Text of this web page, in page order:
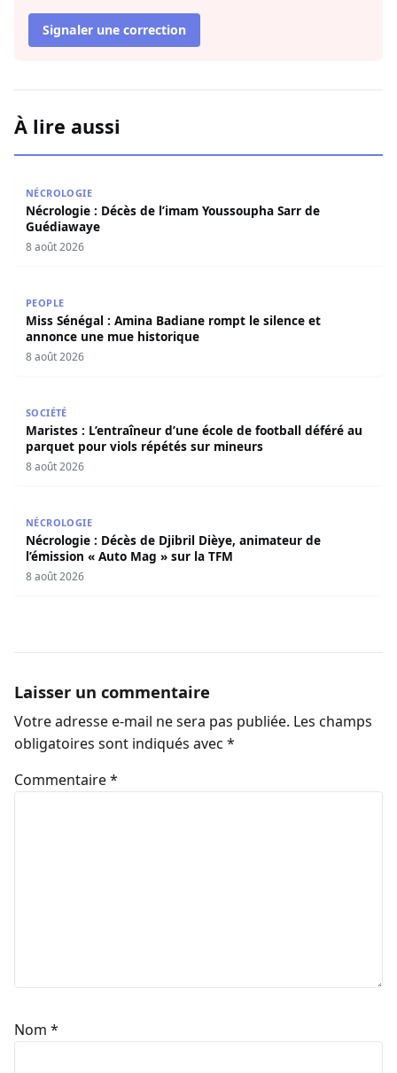
Signaler une correction
À lire aussi
NÉCROLOGIE
Nécrologie : Décès de l’imam Youssoupha Sarr de
Guédiawaye
8 août 2026
PEOPLE
Miss Sénégal : Amina Badiane rompt le silence et
annonce une mue historique
8 août 2026
SOCIÉTÉ
Maristes : L’entraîneur d’une école de football déféré au
parquet pour viols répétés sur mineurs
8 août 2026
NÉCROLOGIE
Nécrologie : Décès de Djibril Dièye, animateur de
l’émission « Auto Mag » sur la TFM
8 août 2026
Laisser un commentaire
Votre adresse e-mail ne sera pas publiée. Les champs
obligatoires sont indiqués avec *
Commentaire*
Nom *